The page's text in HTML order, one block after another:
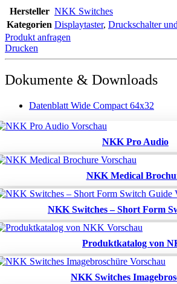
Hersteller NKK Switches
Kategorien Displaytaster, Druckschalter
Produkt anfragen
Drucken
Dokumente & Downloads
Datenblatt Wide Compact 64x32
NKK Pro Audio
NKK Medical
NKK Switches – Short Form
Produktkatalog von
NKK Switches